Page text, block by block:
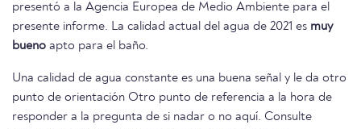
presentó a la Agencia Europea de Medio Ambiente para el
presente informe. La calidad actual del agua de 2021 es muy
bueno apto para el baño.
Una calidad de agua constante es una buena señal y le da otro
punto de orientación Otro punto de referencia a la hora de
responder a la pregunta de si nadar o no aquí. Consulte